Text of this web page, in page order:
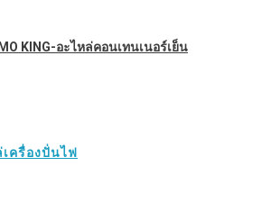
KING-อะไหล่คอนเทนเนอร์เย็น
เครื่องปั่นไฟ